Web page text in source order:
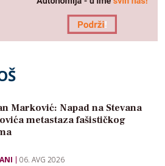
Marković: Napad na Stevana
metastaza fašističkog
06. AVG 2026